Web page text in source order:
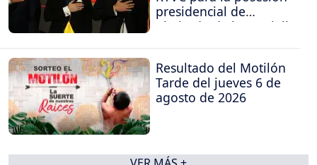
presidencial de
Abelardo de la Espriella
Resultado del Motilón
Tarde del jueves 6 de
agosto de 2026